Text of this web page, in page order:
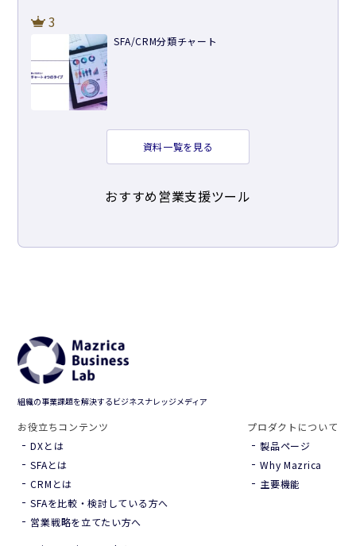
3
SFA/CRM分類チャート
資料一覧を見る
おすすめ営業支援ツール
組織の事業課題を解決するビジネスナレッジメディア
お役立ちコンテンツ
DXとは
SFAとは
CRMとは
SFAを比較・検討している方へ
営業戦略を立てたい方へ
プロダクトについて
製品ページ
Why Mazrica
主要機能